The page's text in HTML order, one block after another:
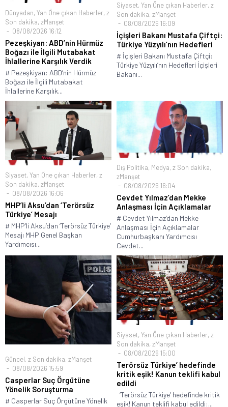
Dünyadan, Yan Öne çıkan Haberler, z
Son dakika, zManşet
08/08/2026 16:12
Pezeşkiyan: ABD’nin Hürmüz
Boğazı ile İlgili Mutabakat
İhlallerine Karşılık Verdik
# Pezeşkiyan: ABD’nin Hürmüz
Boğazı ile İlgili Mutabakat
İhlallerine Karşılık...
Siyaset, Yan Öne çıkan Haberler, z
Son dakika, zManşet
08/08/2026 16:09
İçişleri Bakanı Mustafa Çiftçi:
Türkiye Yüzyılı’nın Hedefleri
# İçişleri Bakanı Mustafa Çiftçi:
Türkiye Yüzyılı’nın Hedefleri İçişleri
Bakanı...
Siyaset, Yan Öne çıkan Haberler, z
Son dakika, zManşet
08/08/2026 16:06
MHP’li Aksu’dan ‘Terörsüz
Türkiye’ Mesajı
# MHP’li Aksu’dan ‘Terörsüz Türkiye’
Mesajı MHP Genel Başkan
Yardımcısı...
Dış Politika, Medya, z Son dakika,
zManşet
08/08/2026 16:04
Cevdet Yılmaz’dan Mekke
Anlaşması İçin Açıklamalar
# Cevdet Yılmaz’dan Mekke
Anlaşması İçin Açıklamalar
Cumhurbaşkanı Yardımcısı
Cevdet...
Güncel, z Son dakika, zManşet
08/08/2026 15:59
Casperlar Suç Örgütüne
Yönelik Soruşturma
# Casperlar Suç Örgütüne Yönelik
Siyaset, Yan Öne çıkan Haberler, z
Son dakika, zManşet
08/08/2026 15:00
Terörsüz Türkiye’ hedefinde
kritik eşik! Kanun teklifi kabul
edildi
‘Terörsüz Türkiye’ hedefinde kritik
eşik! Kanun teklifi kabul edildi:...